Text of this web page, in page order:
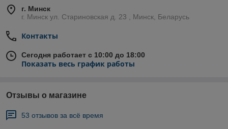
г. Минск
г. Минск ул. Стариновская д. 23 , Минск, Беларусь
Контакты
Сегодня работает с 10:00 до 18:00
Показать весь график работы
Отзывы о магазине
53 отзывов за всё время